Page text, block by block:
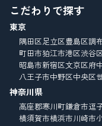
こだわりで探す
東京
隅田区足立区豊島区調
町田市狛江市港区渋谷
昭島市新宿区文京区府
八王子市中野区中央区
神奈川県
高座郡寒川町鎌倉市逗
横須賀市横浜市川崎市